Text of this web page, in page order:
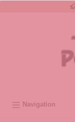
Navigation